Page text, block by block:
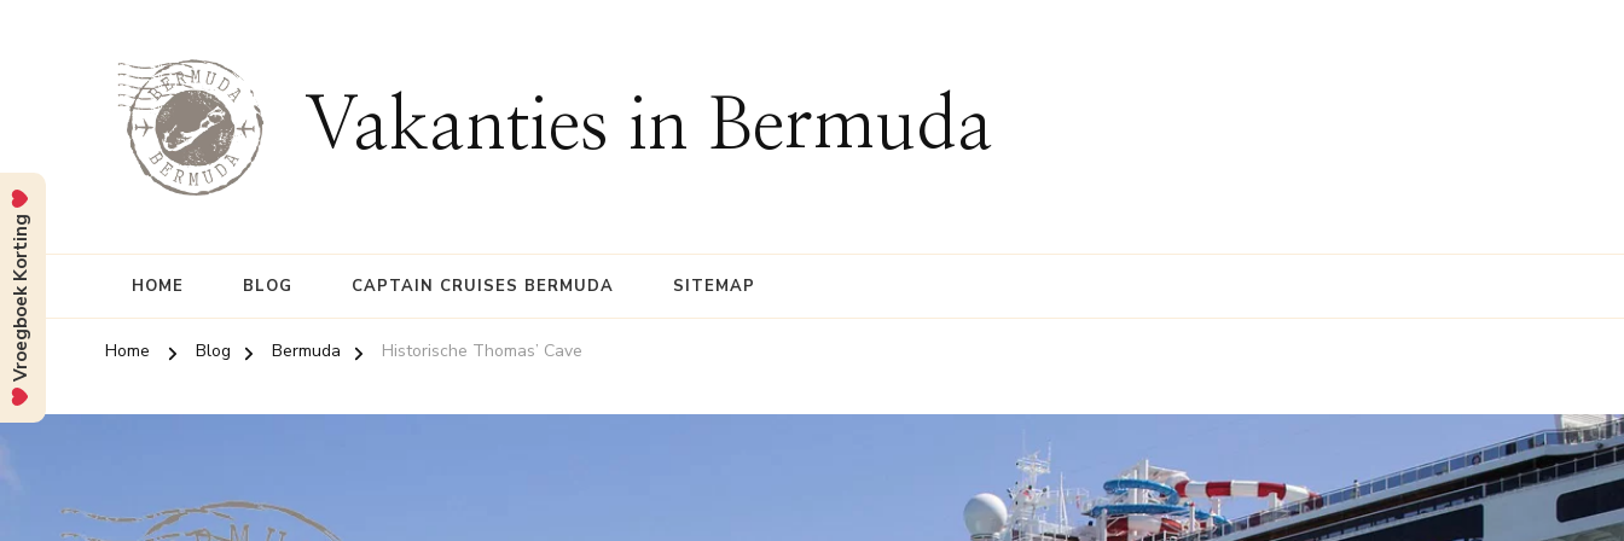
Vakanties in Bermuda
HOME BLOG CAPTAIN CRUISES BERMUDA SITEMAP
Home Blog Bermuda Historische Thomas’ Cave
Vroegboek Korting